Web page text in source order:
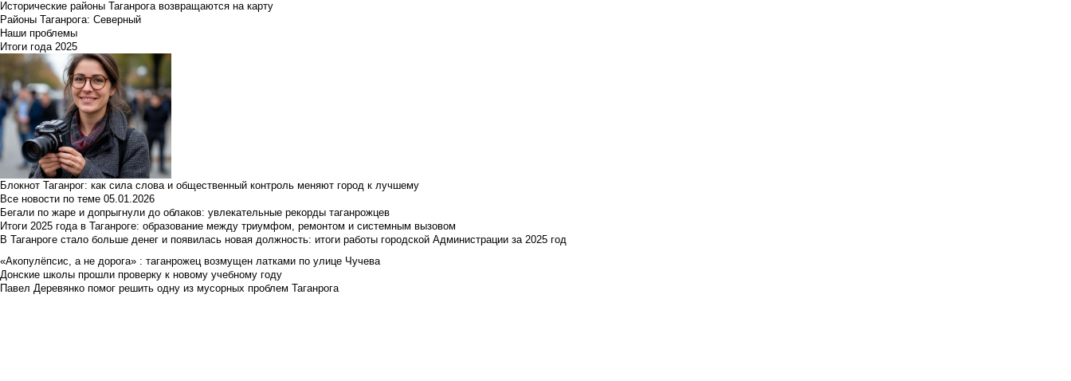
Исторические районы Таганрога возвращаются на карту
Районы Таганрога: Северный
Наши проблемы
Итоги года 2025
Блокнот Таганрог: как сила слова и общественный контроль меняют город к лучшему
Все новости по теме 05.01.2026
Бегали по жаре и допрыгнули до облаков: увлекательные рекорды таганрожцев
Итоги 2025 года в Таганроге: образование между триумфом, ремонтом и системным вызовом
В Таганроге стало больше денег и появилась новая должность: итоги работы городской Администрации за 2025 год
«Акопулёпсис, а не дорога» : таганрожец возмущен латками по улице Чучева
Донские школы прошли проверку к новому учебному году
Павел Деревянко помог решить одну из мусорных проблем Таганрога